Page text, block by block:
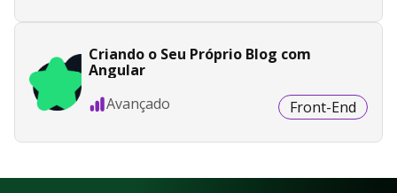
Criando o Seu Próprio Blog com
Angular
Avançado
Front-End